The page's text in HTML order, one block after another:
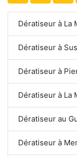
Dératiseur à La
Dératiseur à
Dératiseur à
Dératiseur à La
Dératiseur au
Dératiseur à